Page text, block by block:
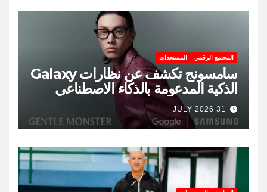
المجتمع الرقمي المستجدات
سامسونج تكشف عن نظارات Galaxy
الذكية المدعومة بالذكاء الاصطناعي
31 JULY 2026